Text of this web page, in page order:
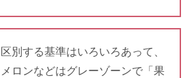
別する基準はいろいろあって、
ロンなどはグレーゾーンで「果